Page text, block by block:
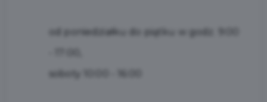
od poniedziałku do piątku w godz. 9:00
soboty 10:00 - 16:00